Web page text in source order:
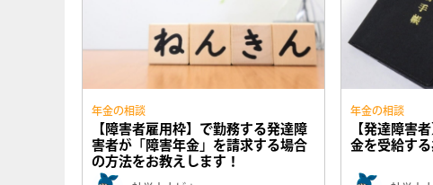
年金の相談
【障害者雇用枠】で勤務する発達障
害者が「障害年金」を請求する場合
の方法をお教えします！
年金の相談
【発達障害
金を受給す